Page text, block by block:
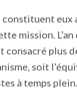
constituent eux
mission.
consacré plus
soit
à temps plein.